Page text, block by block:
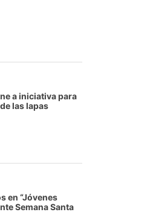
a iniciativa para
las lapas
en “Jóvenes
Semana Santa